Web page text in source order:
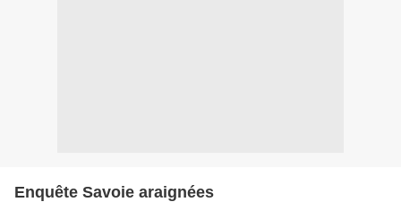
Enquête Savoie araignées